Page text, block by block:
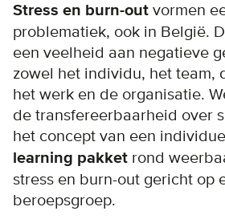
Stress en burn-out vormen
problematiek, ook in België.
een veelheid aan negatieve
zowel het individu, het team,
het werk en de organisatie.
de transfereerbaarheid over
het concept van een
learning pakket rond
stress en burn-out gericht op
beroepsgroep.